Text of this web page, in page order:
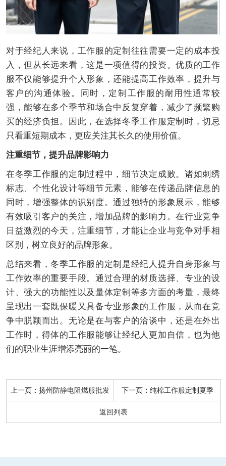
对于经纪人来说，工作服的定制往往需要一定的成本投
入，但从长远来看，这是一项值得的投资。优质的工作
服不仅能够提升个人形象，还能提高工作效率，提升与
客户的沟通体验。同时，定制工作服的耐用性通常较
强，能够在多个季节和场合中反复穿着，减少了频繁购
买的经济负担。因此，在选择冬季工作服定制时，切忌
只看重短期成本，更应关注其长久的使用价值。
注重细节，提升品牌影响力
在冬季工作服的定制过程中，细节决定成败。诸如刺绣
标志、个性化设计等细节元素，能够在传递品牌信息的
同时，增强整体的识别度。通过独特的形象展示，能够
有效吸引客户的关注，增加品牌的影响力。在行业竞争
日益激烈的今天，注重细节，才能让企业与竞争对手相
区别，树立良好的品牌形象。
总结来看，冬季工作服的定制是经纪人提升自身形象与
工作效率的重要手段。通过合理的材质选择、专业的设
计、强大的功能性以及量体定制等多方面的考量，最终
呈现出一套既保暖又具备专业形象的工作服，从而在竞
争中脱颖而出。无论是在与客户的洽谈中，还是在外出
工作时，得体的工作服能够让经纪人更加自信，也为他
们的职业生涯增添亮丽的一笔。
上一页：扬州防静电阻燃服批发 下一页： 纯棉工作服定制夏季
返回列表